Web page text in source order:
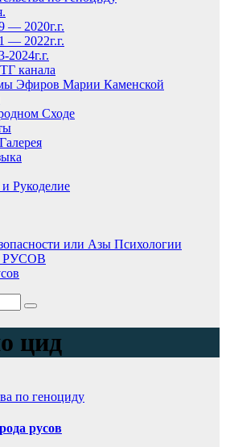
— 2020г.г.
— 2022г.г.
канала
Эфиров Марии Каменской
Сходе
Рукоделие
или Азы Психологии
цид
по геноциду
русов